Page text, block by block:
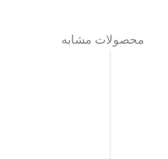
محصولات مشابه